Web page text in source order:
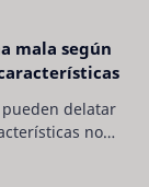
mala según
pueden delatar
no